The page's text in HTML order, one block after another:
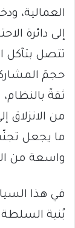
العمالية،
إلى دائرة
تتصل بتآكل
حجمَ
ثقةً
من الانزلاق
ما يجعل
واسعة من
في هذا
بُنية